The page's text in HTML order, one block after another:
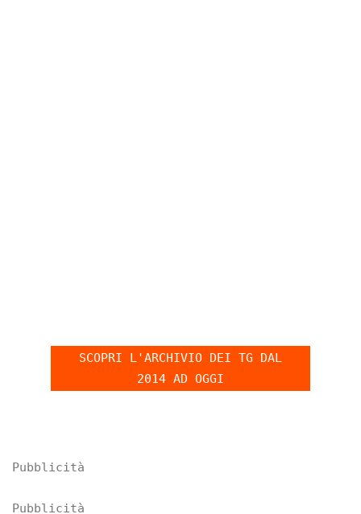
SCOPRI L'ARCHIVIO DEI TG DAL
2014 AD OGGI
Pubblicità
Pubblicità